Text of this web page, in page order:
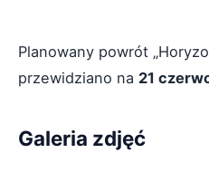
Planowany powrót
przewidziano na 21
Galeria zdjęć